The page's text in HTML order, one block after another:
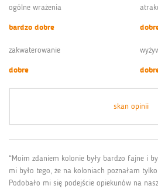
ogólne wrażenia
bardzo dobre
zakwaterowanie
dobre
skan opinii
“Moim zdaniem kolonie były bardzo fajne i
mi było tego, że na koloniach poznałam
Podobało mi się podejście opiekunów na